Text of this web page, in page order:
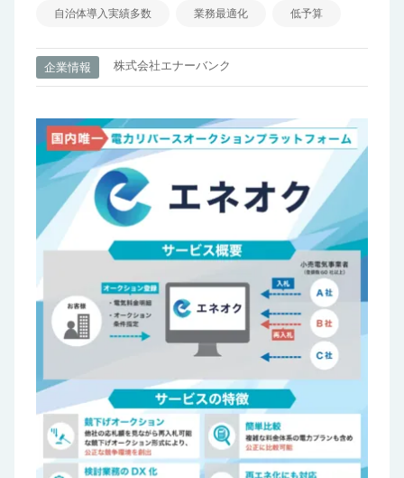
自治体導入実績多数 業務最適化 低予算
企業情報 株式会社エナーバンク